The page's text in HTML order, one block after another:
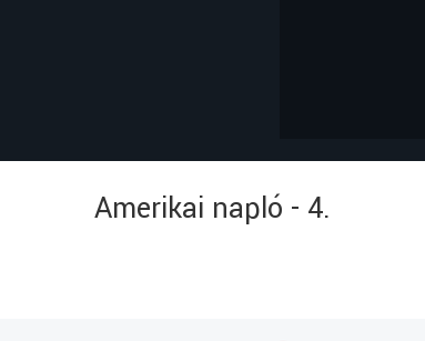
Amerikai napló - 4.